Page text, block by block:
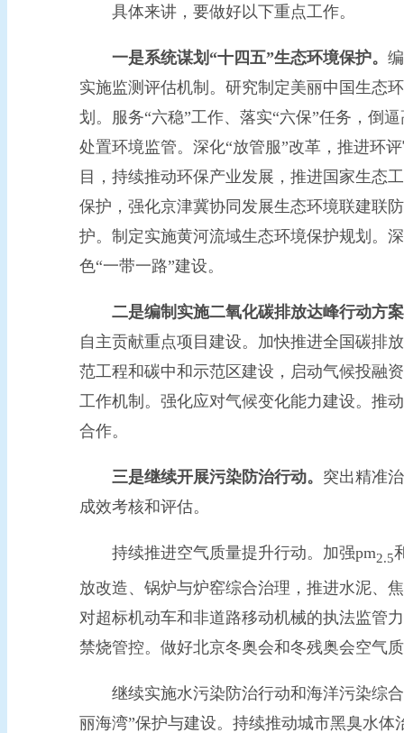
具体来讲，要做好以下重点工作。
一是系统谋划“十四五”生态环境保护。
实施监测评估机制。研究制定美丽中国生态
划。服务“六稳”工作、落实“六保”任务，倒
处置环境监管。深化“放管服”改革，推进环
目，持续推动环保产业发展，推进国家生态
保护，强化京津冀协同发展生态环境联建联
护。制定实施黄河流域生态环境保护规划。
色“一带一路”建设。
二是编制实施二氧化碳排放达峰行动方
自主贡献重点项目建设。加快推进全国碳排
范工程和碳中和示范区建设，启动气候投融
工作机制。强化应对气候变化能力建设。推
合作。
三是继续开展污染防治行动。 突出精准
成效考核和评估。
持续推进空气质量提升行动。加强pm2.5
放改造、锅炉与炉窑综合治理，推进水泥、
对超标机动车和非道路移动机械的执法监管
禁烧管控。做好北京冬奥会和冬残奥会空气
继续实施水污染防治行动和海洋污染综合
丽海湾”保护与建设。持续推动城市黑臭水